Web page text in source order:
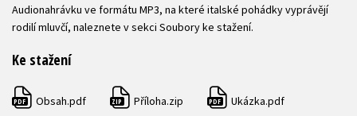
Audionahrávku ve formátu MP3, na které italské pohádky vyprávějí
rodilí mluvčí, naleznete v sekci Soubory ke stažení.
Ke stažení
PDF Obsah.pdf ZIP Příloha.zip PDF Ukázka.pdf